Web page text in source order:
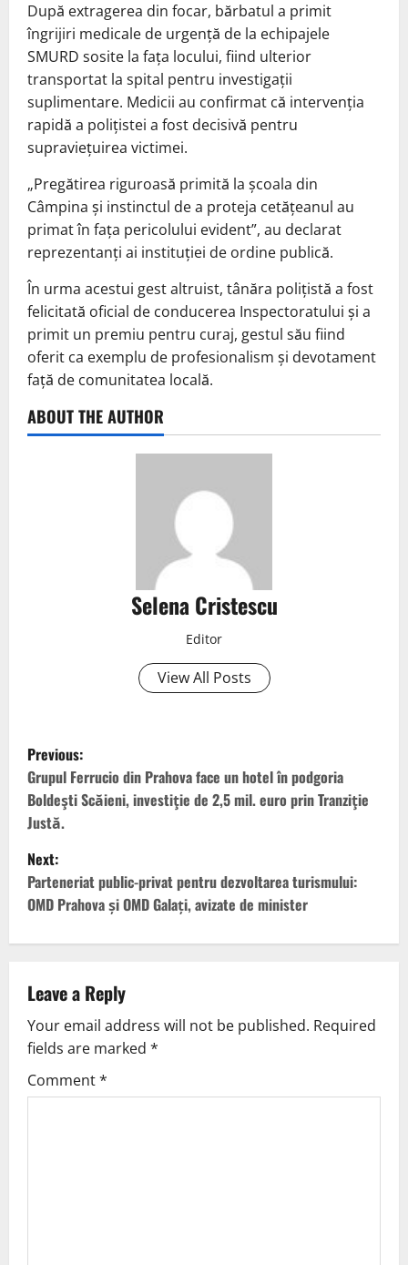
După extragerea din focar, bărbatul a primit
îngrijiri medicale de urgență de la echipajele
SMURD sosite la fața locului, fiind ulterior
transportat la spital pentru investigații
suplimentare. Medicii au confirmat că intervenția
rapidă a polițistei a fost decisivă pentru
supraviețuirea victimei.
„Pregătirea riguroasă primită la școala din
Câmpina și instinctul de a proteja cetățeanul au
primat în fața pericolului evident”, au declarat
reprezentanți ai instituției de ordine publică.
În urma acestui gest altruist, tânăra polițistă a fost
felicitată oficial de conducerea Inspectoratului și a
primit un premiu pentru curaj, gestul său fiind
oferit ca exemplu de profesionalism și devotament
față de comunitatea locală.
ABOUT THE AUTHOR
Selena Cristescu
Editor
View All Posts
Previous:
Grupul Ferrucio din Prahova face un hotel în podgoria
Boldeşti Scăieni, investiţie de 2,5 mil. euro prin Tranziţie
Justă.
Next:
Parteneriat public-privat pentru dezvoltarea turismului:
OMD Prahova și OMD Galați, avizate de minister
Leave a Reply
Your email address will not be published. Required
fields are marked *
Comment*